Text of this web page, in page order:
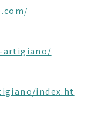
artigiano/
index.ht